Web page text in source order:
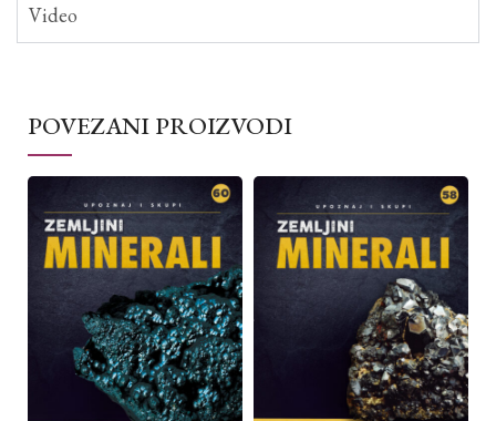
Video
POVEZANI PROIZVODI